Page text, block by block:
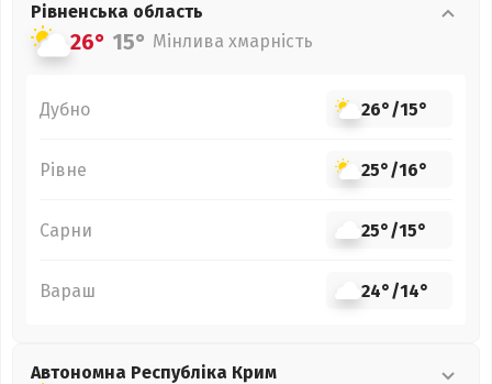
Рівненська область
26° 15° Мінлива хмарність
Дубно 26°/15°
Рівне 25°/16°
Сарни 25°/15°
Вараш 24°/14°
Автономна Республіка Крим